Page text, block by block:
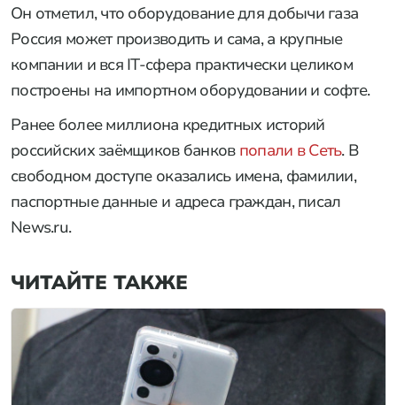
Он отметил, что оборудование для добычи газа
Россия может производить и сама, а крупные
компании и вся IT-сфера практически целиком
построены на импортном оборудовании и софте.
Ранее более миллиона кредитных историй
российских заёмщиков банков попали в Сеть. В
свободном доступе оказались имена, фамилии,
паспортные данные и адреса граждан, писал
News.ru.
ЧИТАЙТЕ ТАКЖЕ